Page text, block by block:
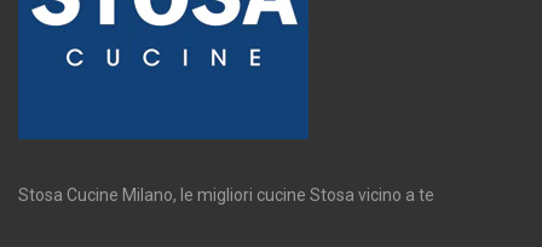
Stosa Cucine Milano, le migliori cucine Stosa vicino a te